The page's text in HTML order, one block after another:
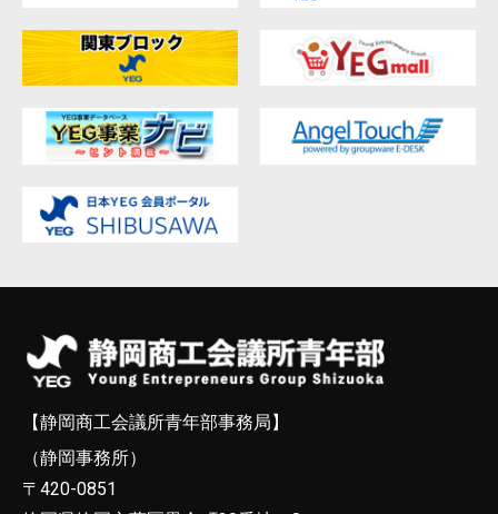
【静岡商工会議所青年部事務局】
（静岡事務所）
〒420-0851